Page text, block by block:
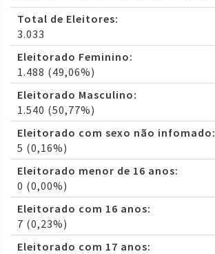
Total de Eleitores:
3.033
Eleitorado Feminino:
1.488 (49,06%)
Eleitorado Masculino:
1.540 (50,77%)
Eleitorado com sexo não infomado:
5 (0,16%)
Eleitorado menor de 16 anos:
0 (0,00%)
Eleitorado com 16 anos:
7 (0,23%)
Eleitorado com 17 anos: